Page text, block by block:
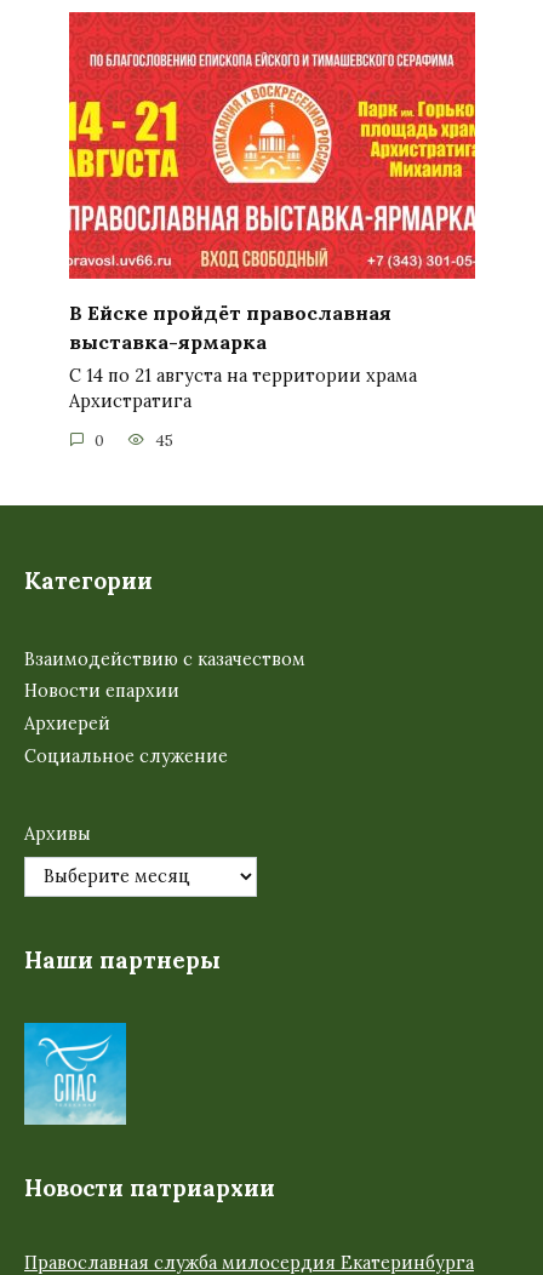
В Ейске пройдёт православная
выставка-ярмарка
С 14 по 21 августа на территории храма
Архистратига
0 45
Категории
Взаимодействию с казачеством
Новости епархии
Архиерей
Социальное служение
Архивы
Наши партнеры
Новости патриархии
Православная служба милосердия Екатеринбурга